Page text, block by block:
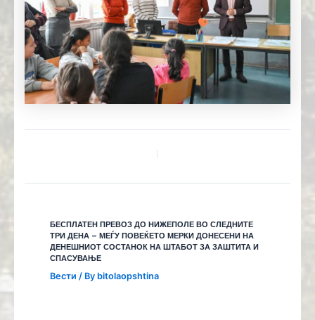
БЕСПЛАТЕН ПРЕВОЗ ДО НИЖЕПОЛЕ ВО СЛЕДНИТЕ
ТРИ ДЕНА – МЕЃУ ПОВЕЌЕТО МЕРКИ ДОНЕСЕНИ НА
ДЕНЕШНИОТ СОСТАНОК НА ШТАБОТ ЗА ЗАШТИТА И
СПАСУВАЊЕ
Вести / By bitolaopshtina